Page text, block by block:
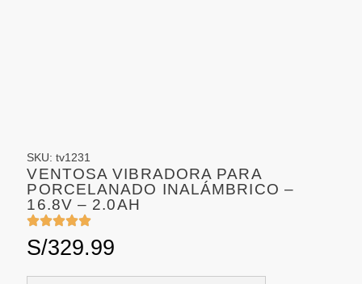
SKU: tv1231
VENTOSA VIBRADORA PARA
PORCELANADO INALÁMBRICO –
16.8V – 2.0AH
S/329.99